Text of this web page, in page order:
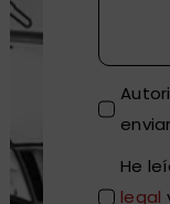
He
legal